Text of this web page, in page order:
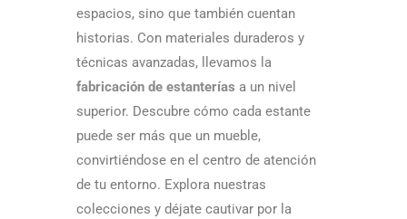
espacios, sino que también cuentan
historias. Con materiales duraderos y
técnicas avanzadas, llevamos la
fabricación de estanterías a un nivel
superior. Descubre cómo cada estante
puede ser más que un mueble,
convirtiéndose en el centro de atención
de tu entorno. Explora nuestras
colecciones y déjate cautivar por la